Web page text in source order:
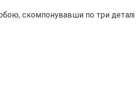
скомпонувавши по три